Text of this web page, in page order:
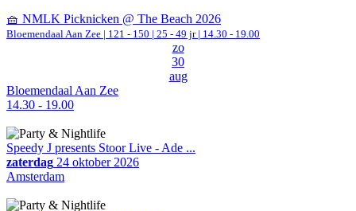
🧺 NMLK Picknicken @ The Beach 2026
Bloemendaal Aan Zee | 121 - 150 | 25 - 49 jr | 14.30 - 19.00
zo
30
aug
Bloemendaal Aan Zee
14.30 - 19.00
Speedy J presents Stoor Live - Ade ...
zaterdag 24 oktober 2026
Amsterdam